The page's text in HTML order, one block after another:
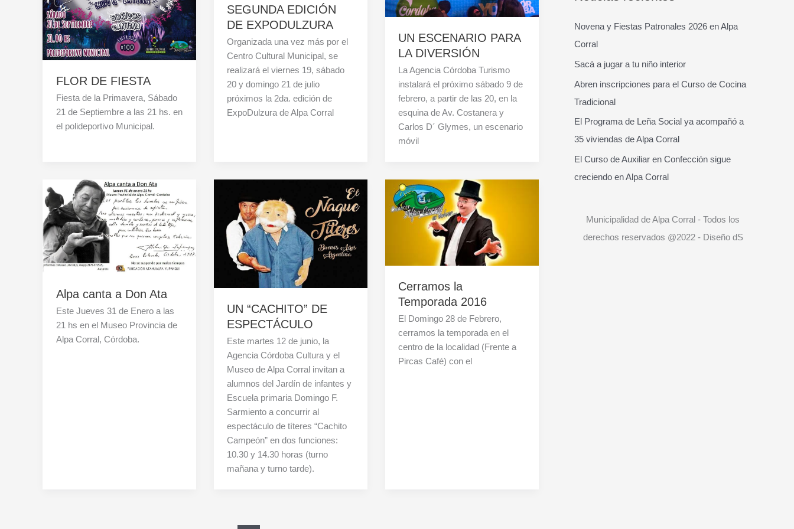
FLOR DE FIESTA
Fiesta de la Primavera, Sábado
21 de Septiembre a las 21 hs. en
el polideportivo Municipal.
SEGUNDA EDICIÓN
DE EXPODULZURA
Organizada una vez más por el
Centro Cultural Municipal, se
realizará el viernes 19, sábado
20 y domingo 21 de julio
próximos la 2da. edición de
ExpoDulzura de Alpa Corral
UN ESCENARIO PARA
LA DIVERSIÓN
La Agencia Córdoba Turismo
instalará el próximo sábado 9 de
febrero, a partir de las 20, en la
esquina de Av. Costanera y
Carlos D´ Glymes, un escenario
móvil
Alpa canta a Don Ata
Este Jueves 31 de Enero a las
21 hs en el Museo Provincia de
Alpa Corral, Córdoba.
UN “CACHITO” DE
ESPECTÁCULO
Este martes 12 de junio, la
Agencia Córdoba Cultura y el
Museo de Alpa Corral invitan a
alumnos del Jardín de infantes y
Escuela primaria Domingo F.
Sarmiento a concurrir al
espectáculo de títeres “Cachito
Campeón” en dos funciones:
10.30 y 14.30 horas (turno
mañana y turno tarde).
Cerramos la
Temporada 2016
El Domingo 28 de Febrero,
cerramos la temporada en el
centro de la localidad (Frente a
Pircas Café) con el
c
a
r
Novena y Fiestas Patronales 2026 en Alpa
Corral
Sacá a jugar a tu niño interior
Abren inscripciones para el Curso de Cocina
Tradicional
El Programa de Leña Social ya acompañó a
35 viviendas de Alpa Corral
El Curso de Auxiliar en Confección sigue
creciendo en Alpa Corral
Municipalidad de Alpa Corral - Todos los
derechos reservados @2022 - Diseño dS